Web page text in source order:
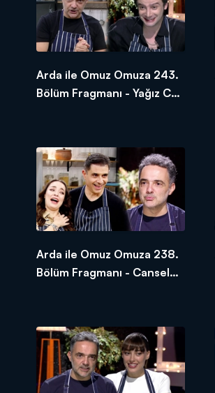
Arda ile Omuz Omuza 243.
Bölüm Fragmanı - Yağız Can
Arda ile Omuz Omuza 238.
Bölüm Fragmanı - Cansel